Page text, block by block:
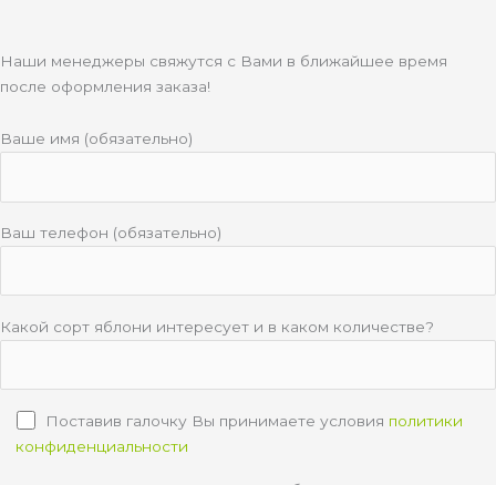
Наши менеджеры свяжутся с Вами в ближайшее время
после оформления заказа!
Ваше имя (обязательно)
Ваш телефон (обязательно)
Какой сорт яблони интересует и в каком количестве?
Поставив галочку Вы принимаете условия политики
конфиденциальности